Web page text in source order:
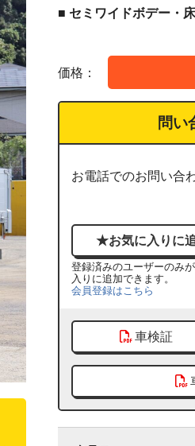
■ セミワイドボデー・
価格：
問い
お電話でのお問い合
登録済みのユーザーのみ
入りに追加できます。
会員登録はこちら
車検証